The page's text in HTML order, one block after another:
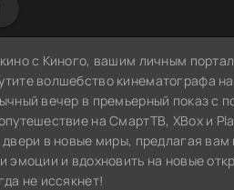
с Киного, вашим личным
волшебство кинематографа
вечер в премьерный показ с
на СмартТВ, XBox и
двери в новые миры, предлагая
эмоции и вдохновить на новые
не иссякнет!